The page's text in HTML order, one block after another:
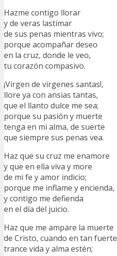
Hazme contigo llorar
y de veras lastimar
de sus penas mientras vivo;
porque acompañar deseo
en la cruz, donde le veo,
tu corazón compasivo.
¡Virgen de vírgenes santas!,
llore ya con ansias tantas,
que el llanto dulce me sea;
porque su pasión y muerte
tenga en mi alma, de suerte
que siempre sus penas vea.
Haz que su cruz me enamore
y que en ella viva y more
de mi fe y amor indicio;
porque me inflame y encienda,
y contigo me defienda
en el día del juicio.
Haz que me ampare la muerte
de Cristo, cuando en tan fuerte
trance vida y alma estén;